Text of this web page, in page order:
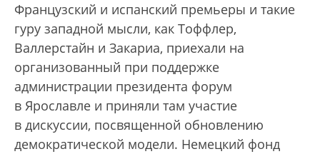
Французский и испанский премьеры и такие
гуру западной мысли, как Тоффлер,
Валлерстайн и Закариа, приехали на
организованный при поддержке
администрации президента форум
в Ярославле и приняли там участие
в дискуссии, посвященной обновлению
демократической модели. Немецкий фонд